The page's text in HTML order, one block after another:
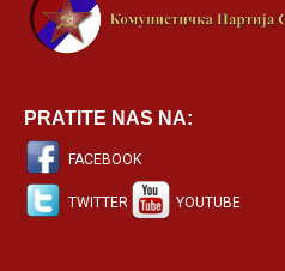
PRATITE NAS NA:
FACEBOOK
TWITTER YOUTUBE